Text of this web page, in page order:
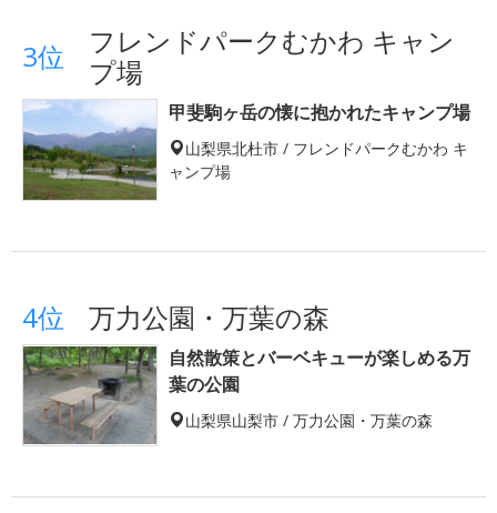
3位
フレンドパークむかわ キャン
プ場
甲斐駒ヶ岳の懐に抱かれたキャンプ場
山梨県北杜市 / フレンドパークむかわ キ
ャンプ場
4位 万力公園・万葉の森
自然散策とバーベキューが楽しめる万
葉の公園
山梨県山梨市 / 万力公園・万葉の森